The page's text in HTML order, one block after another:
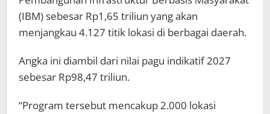
(IBM) sebesar Rp1,65 triliun yang akan
menjangkau 4.127 titik lokasi di berbagai daerah.
Angka ini diambil dari nilai pagu indikatif 2027
sebesar Rp98,47 triliun.
“Program tersebut mencakup 2.000 lokasi